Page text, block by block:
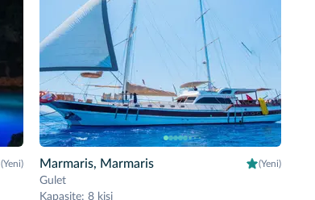
(Yeni) Marmaris, Marmaris (Yeni)
Gulet
Kapasite: 8 kişi